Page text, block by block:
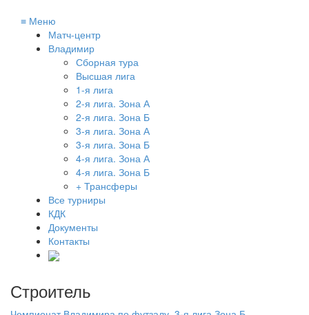
≡ Меню
Матч-центр
Владимир
Сборная тура
Высшая лига
1-я лига
2-я лига. Зона А
2-я лига. Зона Б
3-я лига. Зона А
3-я лига. Зона Б
4-я лига. Зона А
4-я лига. Зона Б
+ Трансферы
Все турниры
КДК
Документы
Контакты
Строитель